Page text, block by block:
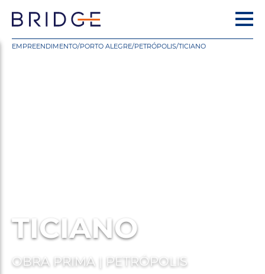
EMPREENDIMENTO/PORTO ALEGRE/PETRÓPOLIS/TICIANO
TICIANO
OBRA PRIMA | PETRÓPOLIS